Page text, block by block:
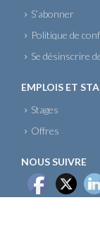
S’abonner
Politique de
Se désinscrire
EMPLOIS ET
Stages
Offres
NOUS SUIVRE